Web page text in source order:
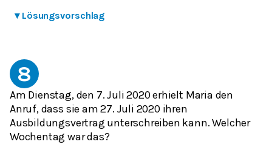
▾ Lösungsvorschlag
8
Am Dienstag, den 7. Juli 2020 erhielt Maria den
Anruf, dass sie am 27. Juli 2020 ihren
Ausbildungsvertrag unterschreiben kann. Welcher
Wochentag war das?